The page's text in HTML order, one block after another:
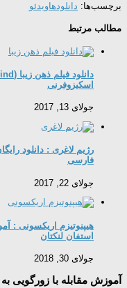
برچسب‌ها: دانلودهاویدئو
مطالب مرتبط
اسکیزوفرنی
جولای 13, 2017
رژیم لاغری : دانلود
فارسی
جولای 22, 2017
هیپنوتیزم اریکسونی :
استفان لنکتان
جولای 30, 2018
آموزش مقابله با زورگویی